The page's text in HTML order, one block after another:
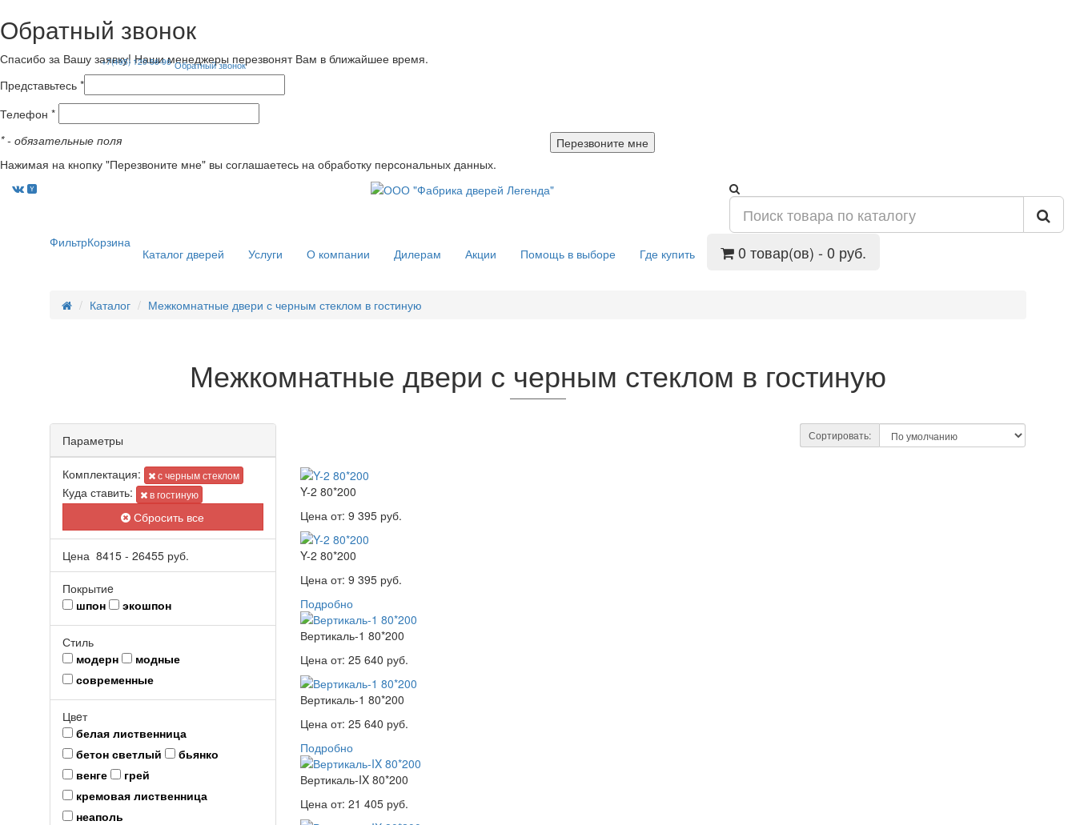
+7(495) 120-56-96 Обратный звонок
Обратный звонок
Спасибо за Вашу заявку! Наши менеджеры перезвонят Вам в ближайшее время.
Представьтесь *
Телефон *
*- обязательные поля
Нажимая на кнопку "Перезвоните мне" вы соглашаетесь на обработку персональных данных.
ФильтрКорзина
Каталог дверей Услуги О компании Дилерам Акции Помощь в выборе Где купить 0 товар(ов) - 0 руб.
Каталог Межкомнатные двери с черным стеклом в гостиную
Межкомнатные двери с черным стеклом в гостиную
Параметры
Комплектация: с черным стеклом
Куда ставить: в гостиную
Сбросить все
Цена 8415 - 26455 руб.
Покрытиe
шпон
экошпон
Стиль
модерн
модные
современные
Цвeт
белая лиственница
бетон светлый
бьянко
венге
грей
кремовая лиственница
неаполь
Сортировать:
Y-2 80*200
Цена от: 9 395 руб.
Y-2 80*200
Цена от: 9 395 руб.
Подробно
Вертикаль-1 80*200
Цена от: 25 640 руб.
Вертикаль-1 80*200
Цена от: 25 640 руб.
Подробно
Вертикаль-IX 80*200
Цена от: 21 405 руб.